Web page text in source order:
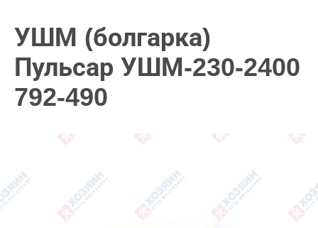
УШМ (болгарка)
Пульсар УШМ-230-2400
792-490